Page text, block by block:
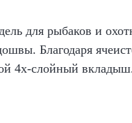
для рыбаков и
Благодаря
4х-слойный